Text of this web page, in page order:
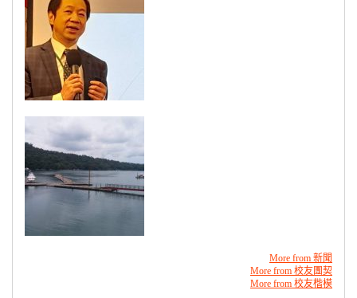
More from 新聞
More from 校友團契
More from 校友楷模